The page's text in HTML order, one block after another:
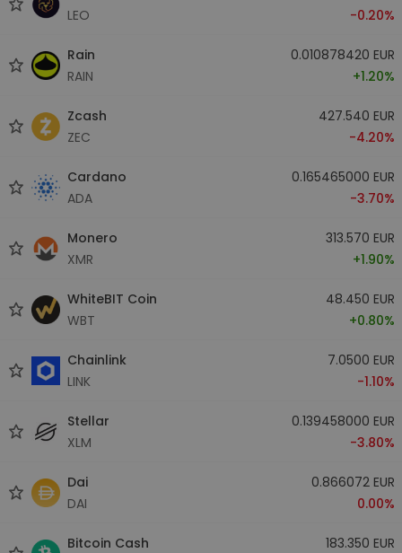
LEO
-0.20%
Rain
RAIN
0.010878420 EUR
+1.20%
Zcash
ZEC
427.540 EUR
-4.20%
Cardano
ADA
0.165465000 EUR
-3.70%
Monero
XMR
313.570 EUR
+1.90%
WhiteBIT Coin
WBT
48.450 EUR
+0.80%
Chainlink
LINK
7.0500 EUR
-1.10%
Stellar
XLM
0.139458000 EUR
-3.80%
Dai
DAI
0.866072 EUR
0.00%
Bitcoin Cash
183.350 EUR